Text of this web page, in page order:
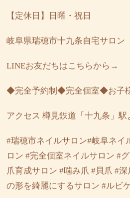
【定休日】日曜・祝日
岐阜県瑞穂市十九条自宅サロン
LINEお友だちはこちらから→
◆完全予約制◆完全個室◆お子
アクセス 樽見鉄道「十九条」駅
#瑞穂市ネイルサロン#岐阜ネイ
ロン #完全個室ネイルサロン #
爪育成サロン #噛み爪 #貝爪 #
の形を綺麗にするサロン #ルビ